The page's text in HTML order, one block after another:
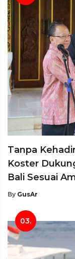
Tanpa
Koster
Bali Sesuai
By GusAr
03.